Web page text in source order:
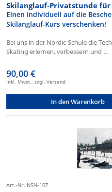
Skilanglauf-Privatstunde für
Einen individuell auf die
Skilanglauf-Kurs verschenken!
Bei uns in der Nordic-Schule die
Skating erlernen, verbessern und ...
90,00 €
inkl. Mwst., zzgl. Versand
In den Warenkorb
Art.-Nr. NSN-107